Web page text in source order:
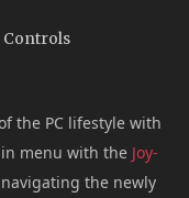
the PC lifestyle with
menu with the Joy-
the newly